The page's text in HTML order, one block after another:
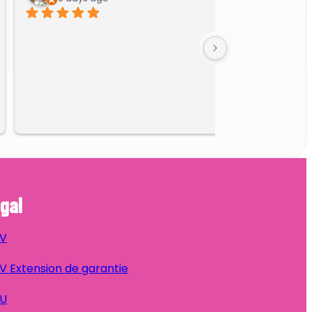
la réparation.
Extension de garantie